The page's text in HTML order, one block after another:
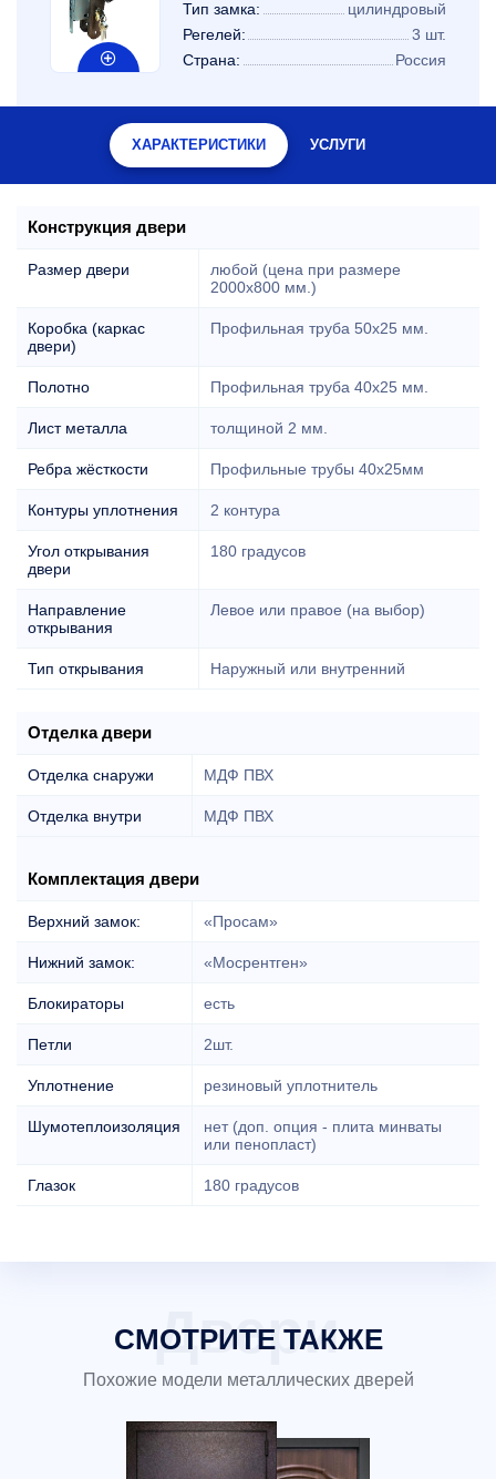
Тип замка:
цилиндровый
Регелей:
3 шт.
Страна:
Россия
ХАРАКТЕРИСТИКИ УСЛУГИ
Конструкция двери
Размер двери
любой (цена при размере
2000x800 мм.)
Коробка (каркас
двери)
Профильная труба 50х25 мм.
Полотно Профильная труба 40х25 мм.
Лист металла толщиной 2 мм.
Ребра жёсткости Профильные трубы 40х25мм
Контуры уплотнения 2 контура
Угол открывания
двери
180 градусов
Направление
открывания
Левое или правое (на выбор)
Тип открывания Наружный или внутренний
Отделка двери
Отделка снаружи МДФ ПВХ
Отделка внутри МДФ ПВХ
Комплектация двери
Верхний замок: «Просам»
Нижний замок: «Мосрентген»
Блокираторы есть
Петли 2шт.
Уплотнение резиновый уплотнитель
Шумотеплоизоляция
нет (доп. опция - плита минваты
или пенопласт)
Глазок 180 градусов
СМОТРИТЕ ТАКЖЕ
Похожие модели металлических дверей